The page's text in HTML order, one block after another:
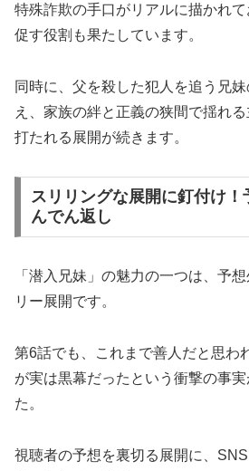
特殊詐欺の手口がリアルに描かれ
促す役割も果たしています。
同時に、父を殺した犯人を追う兄
え、家族の絆と正義の狭間で揺れ
打たれる展開が続きます。
スリリングな展開に釘付け！
んでん返し
「潜入兄妹」の魅力の一つは、予
リー展開です。
第6話でも、これまで善人だと思わ
が実は黒幕だったという衝撃の事
た。
視聴者の予想を裏切る展開に、